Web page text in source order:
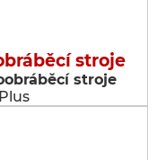
stroje
stroje